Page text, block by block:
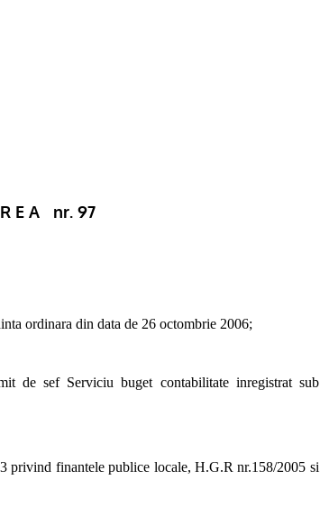
E A nr. 97
ordinara din data de 26 octombrie 2006;
de sef Serviciu buget contabilitate inregistrat sub
privind finantele publice locale, H.G.R nr.158/2005 si